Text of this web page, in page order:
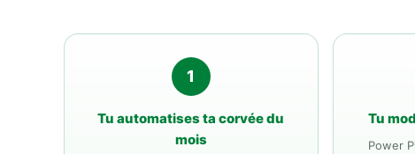
1
Tu automatises ta corvée du
mois
Tu
Power